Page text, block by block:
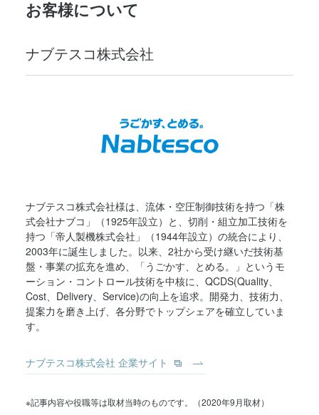
式会社ナブコ」（1925年設立）と、切削・組立加工技術を
持つ「帝人製機株式会社」（1944年設立）の統合により、
2003年に誕生しました。以来、2社から受け継いだ技術基
盤・事業の拡充を進め、「うごかす、とめる。」というモ
ーション・コントロール技術を中核に、QCDS(Quality、
Cost、Delivery、Service)の向上を追求。開発力、技術力、
提案力を磨き上げ、各分野でトップシェアを確立していま
す。